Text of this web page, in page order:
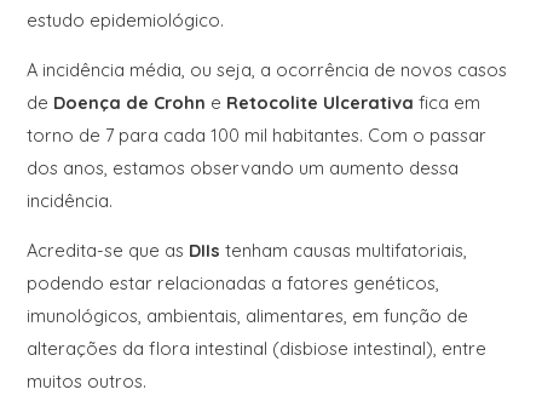
estudo epidemiológico.
A incidência média, ou seja, a ocorrência de novos casos
de Doença de Crohn e Retocolite Ulcerativa fica em
torno de 7 para cada 100 mil habitantes. Com o passar
dos anos, estamos observando um aumento dessa
incidência.
Acredita-se que as DIIs tenham causas multifatoriais,
podendo estar relacionadas a fatores genéticos,
imunológicos, ambientais, alimentares, em função de
alterações da flora intestinal (disbiose intestinal), entre
muitos outros.